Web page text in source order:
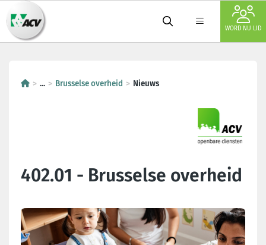
WORD NU LID
... Brusselse overheid Nieuws
402.01 - Brusselse overheid
Laatste nieuws